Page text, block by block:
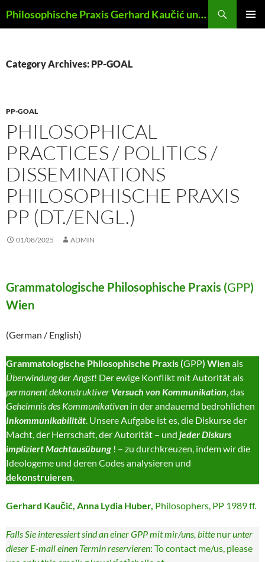
to
Philosophische Praxis Gerhard Kaučić und Anna Lydia Huber
Category Archives: PP-GOAL
PP-GOAL
PHILOSOPHICAL
PRACTICES / POLITICS /
DISSEMINATIONS
PHILOSOPHISCHE PRAXIS
PP (DT./ENGL.)
01/08/2025 ADMIN
Grammatologische Philosophische Praxis (GPP)
Wien
(German / English)
Grammatologische Philosophische Praxis (GPP) Wienals
Überwindung der Angst! Der ewige Konflikt mit Autorität als
permanent dekonstruktiver Versuch von Kommunikation, das
Geheimnis des Kommunikativen in der andauernd bedrohlichen
Inkommunikabilität. Unsere Aufgabe ist es, die Diskurse der
Macht, der Herrschaft, der Autorität – und jeder Diskurs
impliziert Machtausübung ! – zu durchkreuzen, indem wir die
Ideologeme und deren Codes analysieren und
dekonstruieren.
Gerhard Kaučić, Anna Lydia Huber, Philosophers, PP 1989 ff.
Falls Sie interessiert sind an einer GPP mit mir/uns, bitte nurunter
dieser E-mail einen Termin reservieren: To contact me/us, please